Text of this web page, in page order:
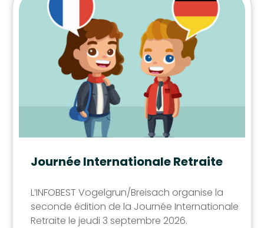
Journée Internationale Retraite
L’INFOBEST Vogelgrun/Breisach organise la
seconde édition de la Journée Internationale
Retraite le jeudi 3 septembre 2026.